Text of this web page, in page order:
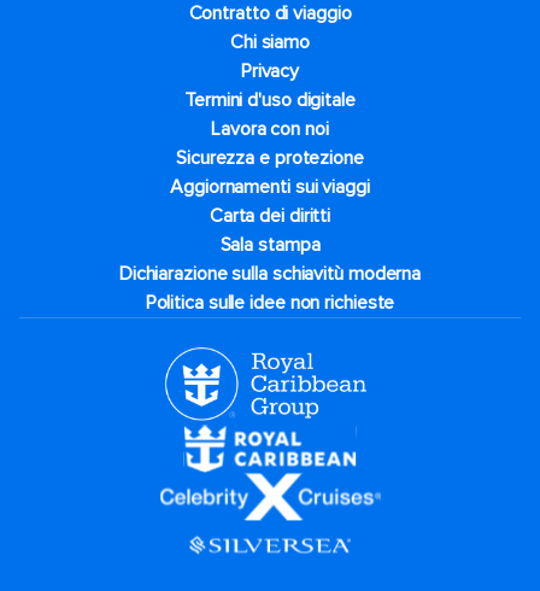
Contratto di viaggio
Chi siamo
Privacy
Termini d'uso digitale
Lavora con noi
Sicurezza e protezione
Aggiornamenti sui viaggi
Carta dei diritti
Sala stampa
Dichiarazione sulla schiavitù moderna
Politica sulle idee non richieste